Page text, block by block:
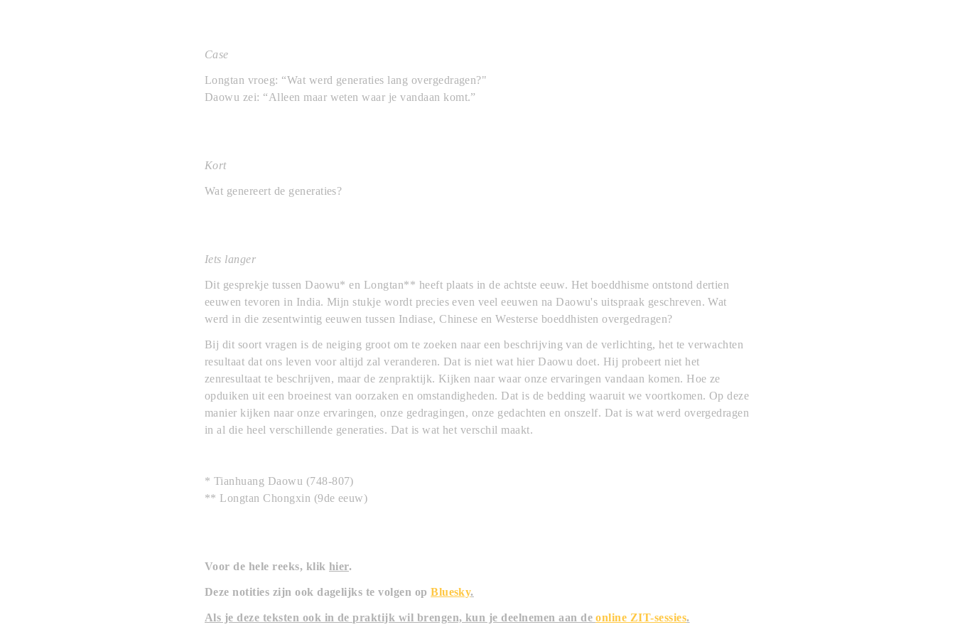
Case
Longtan vroeg: “Wat werd generaties lang overgedragen?"
Daowu zei: “Alleen maar weten waar je vandaan komt.”
Kort
Wat genereert de generaties?
Iets langer
Dit gesprekje tussen Daowu* en Longtan** heeft plaats in de achtste eeuw. Het boeddhisme ontstond dertien
eeuwen tevoren in India. Mijn stukje wordt precies even veel eeuwen na Daowu's uitspraak geschreven. Wat
werd in die zesentwintig eeuwen tussen Indiase, Chinese en Westerse boeddhisten overgedragen?
Bij dit soort vragen is de neiging groot om te zoeken naar een beschrijving van de verlichting, het te verwachten
resultaat dat ons leven voor altijd zal veranderen. Dat is niet wat hier Daowu doet. Hij probeert niet het
zenresultaat te beschrijven, maar de zenpraktijk. Kijken naar waar onze ervaringen vandaan komen. Hoe ze
opduiken uit een broeinest van oorzaken en omstandigheden. Dat is de bedding waaruit we voortkomen. Op deze
manier kijken naar onze ervaringen, onze gedragingen, onze gedachten en onszelf. Dat is wat werd overgedragen
in al die heel verschillende generaties. Dat is wat het verschil maakt.
* Tianhuang Daowu (748-807)
** Longtan Chongxin (9de eeuw)
Voor de hele reeks, klik hier.
Deze notities zijn ook dagelijks te volgen opBluesky.
Als je deze teksten ook in de praktijk wil brengen, kun je deelnemen aan deonline ZIT-sessies.